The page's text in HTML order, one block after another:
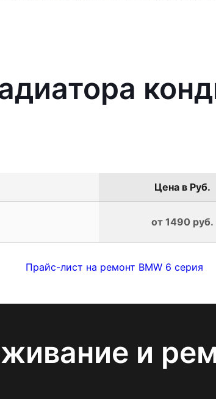
Цена в Руб.
от 1490 руб.
Прайс-лист на ремонт BMW 6 серия
и